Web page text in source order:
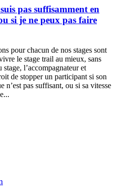
pas suffisamment en
si je ne peux pas faire
pour chacun de nos stages sont
le stage trail au mieux, sans
stage, l’accompagnateur et
de stopper un participant si son
n’est pas suffisant, ou si sa vitesse